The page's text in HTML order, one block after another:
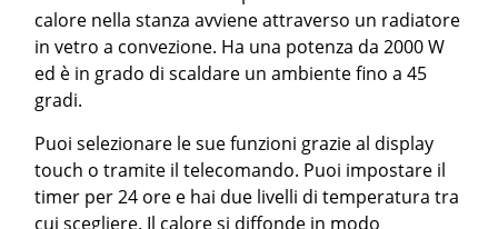
calore nella stanza avviene attraverso un radiatore
in vetro a convezione. Ha una potenza da 2000 W
ed è in grado di scaldare un ambiente fino a 45
gradi.
Puoi selezionare le sue funzioni grazie al display
touch o tramite il telecomando. Puoi impostare il
timer per 24 ore e hai due livelli di temperatura tra
cui scegliere. Il calore si diffonde in modo